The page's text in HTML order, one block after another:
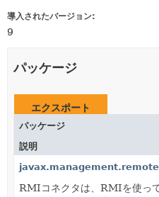
導入されたバージョン:
9
パッケージ
エクスポート
パッケージ
説明
RMIコネクタは、RMIを使っ